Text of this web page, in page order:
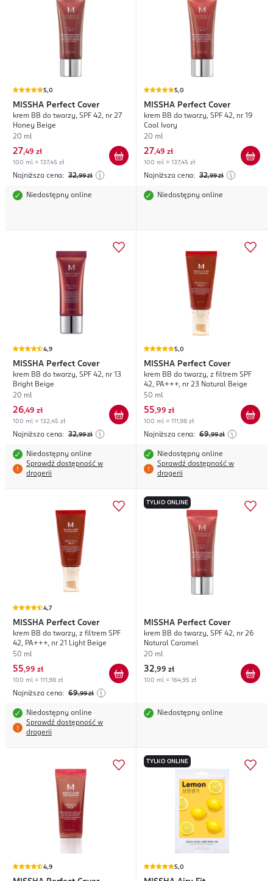
5,0
MISSHA Perfect Cover
krem BB do twarzy, SPF 42, nr 27
Honey Beige
20 ml
27,49 zł
100 ml = 137,45 zł
Najniższa cena: 32,99 zł
Niedostępny online
5,0
MISSHA Perfect Cover
krem BB do twarzy, SPF 42, nr 19
Cool Ivory
20 ml
27,49 zł
100 ml = 137,45 zł
Najniższa cena: 32,99 zł
Niedostępny online
4,9
MISSHA Perfect Cover
krem BB do twarzy, SPF 42, nr 13
Bright Beige
20 ml
26,49 zł
100 ml = 132,45 zł
Najniższa cena: 32,99 zł
Niedostępny online
Sprawdź dostępność w
drogerii
5,0
MISSHA Perfect Cover
krem BB do twarzy, z filtrem SPF
42, PA+++, nr 23 Natural Beige
50 ml
55,99 zł
100 ml = 111,98 zł
Najniższa cena: 69,99 zł
Niedostępny online
Sprawdź dostępność w
drogerii
4,7
MISSHA Perfect Cover
krem BB do twarzy, z filtrem SPF
42, PA+++, nr 21 Light Beige
50 ml
55,99 zł
100 ml = 111,98 zł
Najniższa cena: 69,99 zł
Niedostępny online
Sprawdź dostępność w
drogerii
TYLKO ONLINE
MISSHA Perfect Cover
krem BB do twarzy, SPF 42, nr 26
Natural Caramel
20 ml
32,99 zł
100 ml = 164,95 zł
Niedostępny online
4,9
TYLKO ONLINE
5,0